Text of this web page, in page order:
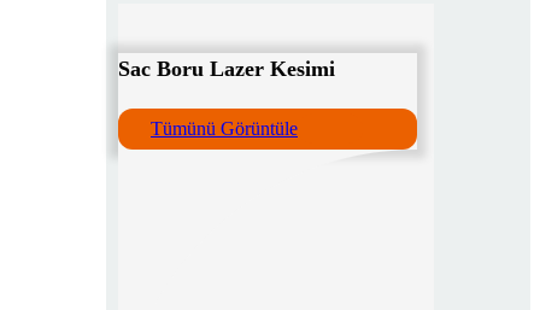
Sac Boru Lazer Kesimi
Tümünü Görüntüle